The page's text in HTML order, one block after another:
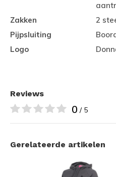
Zakken
2
Pijpsluiting
Logo
Reviews
0 / 5
Gerelateerde artikelen